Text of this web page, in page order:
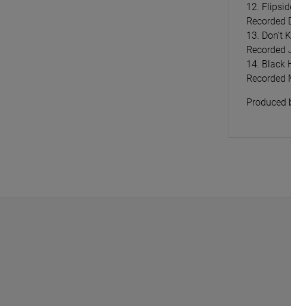
12.
Recorded
13. Don’t
Recorded
14. Black
Recorded
Produced